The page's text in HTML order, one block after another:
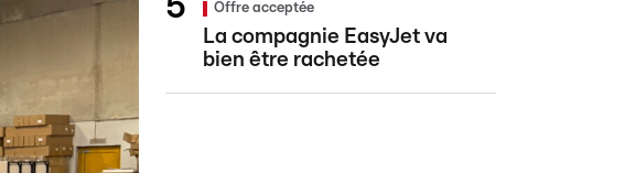
Offre acceptée
La compagnie EasyJet va
bien être rachetée